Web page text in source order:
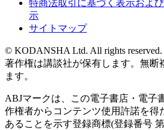
特商法取引に基づく表示およ
示
サイトマップ
© KODANSHA Ltd. All rights
著作権は講談社が保有します。無断
ます。
ABJマークは、この電子書店・電子
作権者からコンテンツ使用許諾を得
あることを示す登録商標(登録番号